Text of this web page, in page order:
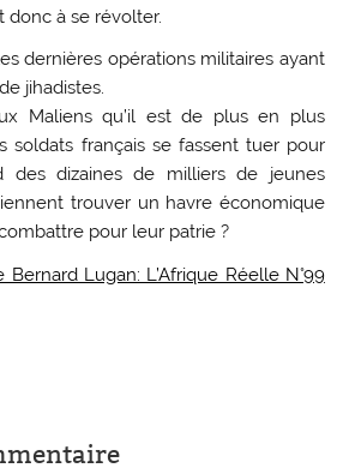
à se révolter.
dernières opérations militaires ayant
jihadistes.
Maliens qu’il est de plus en plus
soldats français se fassent tuer pour
des dizaines de milliers de jeunes
trouver un havre économique
pour leur patrie ?
Lugan: L’Afrique Réelle N°99